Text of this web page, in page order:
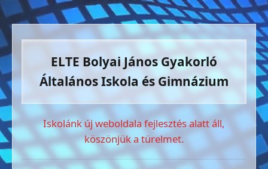
ELTE Bolyai János Gyakorló
Általános Iskola és Gimnázium
Iskolánk új weboldala fejlesztés alatt áll,
köszönjük a türelmet.